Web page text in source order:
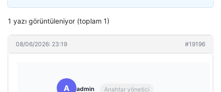
1 yazı görüntüleniyor (toplam 1)
08/06/2026: 23:19 #19196
A admin Anahtar yönetici